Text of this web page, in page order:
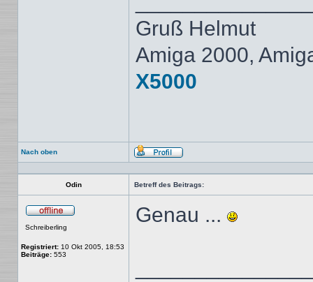
Gruß Helmut
Amiga 2000,
X5000
Nach oben
Profil
Odin Betreff des Beitrags:
Schreiberling
Registriert: 10 Okt 2005, 18:53
Beiträge: 553
Genau ...